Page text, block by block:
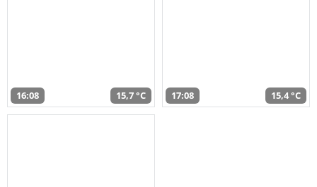
16:08 15,7 °C 17:08 15,4 °C